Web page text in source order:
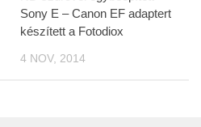
Sony E – Canon EF adaptert
készített a Fotodiox
4 NOV, 2014